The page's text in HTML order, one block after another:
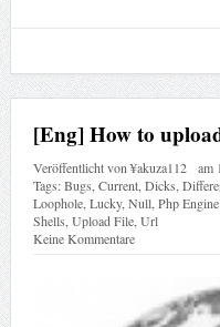
[Eng] How to
Veröffentlicht von¥akuza112 am
Tags:Bugs,Current,Dicks,
Loophole,Lucky,Null,Php Engine
Shells,Upload File,Url
Keine Kommentare